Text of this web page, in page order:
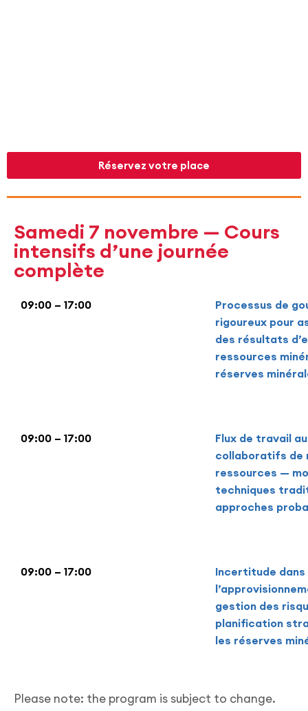
Réservez votre place
Samedi 7 novembre — Cours
intensifs d’une journée
complète
09:00 – 17:00
Processus de
rigoureux pour
des résultats
ressources
réserves
09:00 – 17:00
Flux de travail
collaboratifs de
ressources —
techniques
approches
09:00 – 17:00
Incertitude dans
gestion des
planification
les réserves
Please note: the program is subject to change.